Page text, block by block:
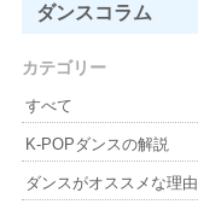
ダンスコラム
カテゴリー
すべて
K-POPダンスの解説
ダンスがオススメな理由